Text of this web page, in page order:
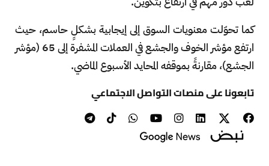
كما تحوّلت معنويات السوق إلى إيجابية بشكلٍ حاسم، حيث
ارتفع مؤشر الخوف والجشع في العملات المشفرة إلى 65 (مؤشر
الجشع)، مقارنةً بموقفه المحايد الأسبوع الماضي.
تابعونا على منصات التواصل الاجتماعي